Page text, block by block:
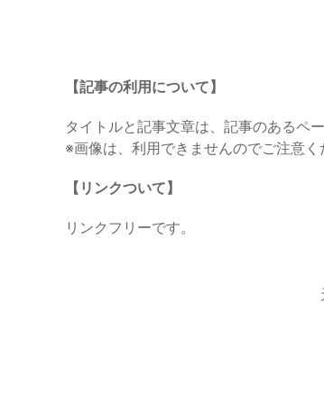
【記事の利用について】
タイトルと記事文章は、記事のあるペ
※画像は、利用できませんのでご注意く
【リンクついて】
リンクフリーです。